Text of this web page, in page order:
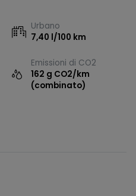
Urbano
7,40 l/100 km
Emissioni di CO2
162 g CO2/km
(combinato)